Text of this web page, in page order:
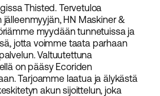
Thisted. Tervetuloa
HN Maskiner &
myydään tunnetuissa ja
jotta voimme taata parhaan
Valtuutettuna
on pääsy Ecoriden
Tarjoamme laatua ja älykästä
akun sijoittelun, joka